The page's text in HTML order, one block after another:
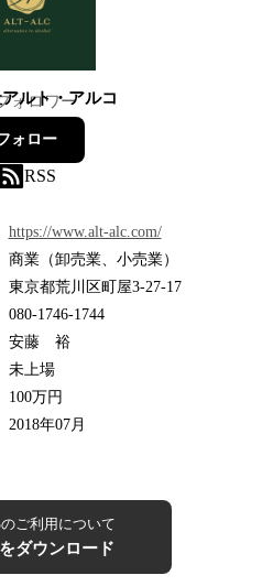
ルト・アルコ
ォロワー
ォロー
RSS
https://www.alt-alc.com/
商業（卸売業、小売業）
東京都荒川区町屋3-27-17
080-1746-1744
安藤 裕
未上場
100万円
2018年07月
ご利用について
ダウンロード